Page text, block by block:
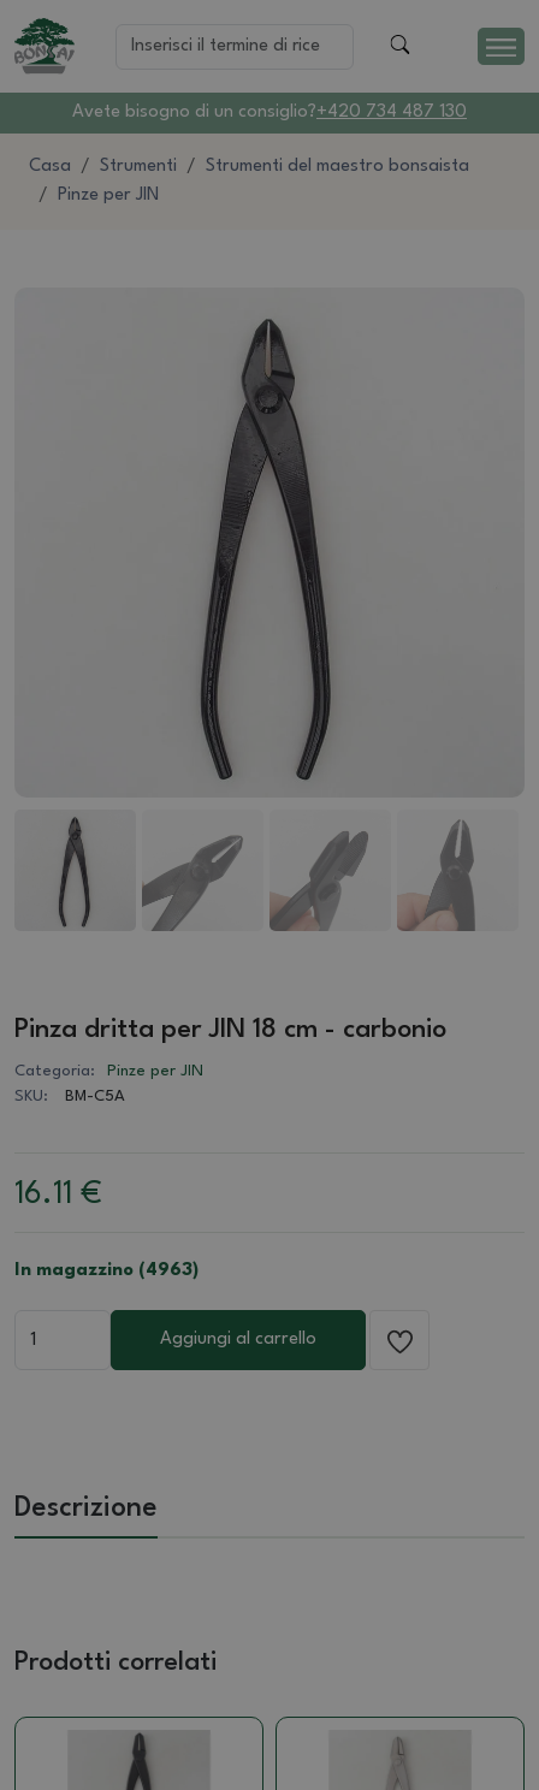
Avete bisogno di un consiglio?+420 734 487 130
Casa Strumenti
Strumenti del maestro bonsaista
Pinze per JIN
Pinza dritta per JIN 18 cm - carbonio
Categoria:
Pinze per JIN
SKU:
BM-C5A
16.11 €
In magazzino (4963)
Aggiungi al carrello
Descrizione
Prodotti correlati